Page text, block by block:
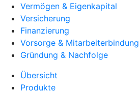
Vermögen & Eigenkapital
Versicherung
Finanzierung
Vorsorge & Mitarbeiterbindung
Gründung & Nachfolge
Übersicht
Produkte